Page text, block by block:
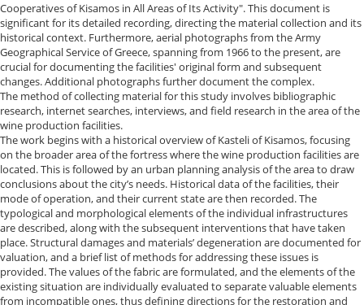
Cooperatives of Kisamos in All Areas of Its Activity". This document is
significant for its detailed recording, directing the material collection and its
historical context. Furthermore, aerial photographs from the Army
Geographical Service of Greece, spanning from 1966 to the present, are
crucial for documenting the facilities' original form and subsequent
changes. Additional photographs further document the complex.
The method of collecting material for this study involves bibliographic
research, internet searches, interviews, and field research in the area of the
wine production facilities.
The work begins with a historical overview of Kasteli of Kisamos, focusing
on the broader area of the fortress where the wine production facilities are
located. This is followed by an urban planning analysis of the area to draw
conclusions about the city’s needs. Historical data of the facilities, their
mode of operation, and their current state are then recorded. The
typological and morphological elements of the individual infrastructures
are described, along with the subsequent interventions that have taken
place. Structural damages and materials’ degeneration are documented for
valuation, and a brief list of methods for addressing these issues is
provided. The values of the fabric are formulated, and the elements of the
existing situation are individually evaluated to separate valuable elements
from incompatible ones, thus defining directions for the restoration and